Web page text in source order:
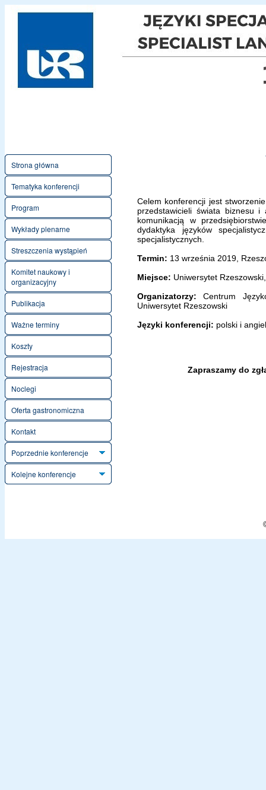
Strona główna
Tematyka konferencji
Program
Wykłady plenarne
Streszczenia wystąpień
Komitet naukowy i
organizacyjny
Publikacja
Ważne terminy
Koszty
Rejestracja
Noclegi
Oferta gastronomiczna
Kontakt
Poprzednie konferencje
Kolejne konferencje
Celem konferencji jest
przedstawicieli świata biznesu i
komunikacją w
dydaktyka języków
specjalistycznych.
Termin: 13 września 2019,
Miejsce: Uniwersytet
Organizatorzy: Centrum
Uniwersytet Rzeszowski
Języki konferencji: polski i
Zapraszamy do